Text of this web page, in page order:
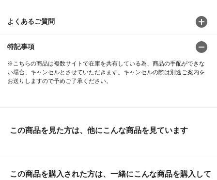
よくあるご質問
特記事項
※こちらの商品は複数サイトで在庫を共有している為、商品の手配ができな
い場合、キャンセルとさせていただきます。キャンセルの際は別途ご案内を
お送りしますので予めご了承ください。
この商品を見た方は、他にこんな商品を見ています
この商品を購入された方は、一緒にこんな商品を購入して